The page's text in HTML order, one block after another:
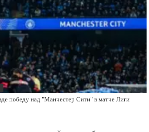
победу над "Манчестер Сити" в матче Лиги